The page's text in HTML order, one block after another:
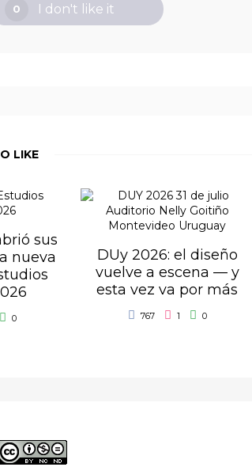
0 I don't like it
LIKE
sus
nueva
0
DUy 2026: el diseño
vuelve a escena — y
esta vez va por más
767 1 0